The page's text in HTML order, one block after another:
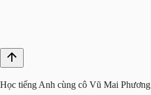
Học tiếng Anh cùng cô Vũ Mai Phương